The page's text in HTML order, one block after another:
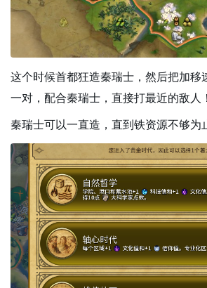
这个时候首都狂造秦瑞士，然后把加移
一对，配合秦瑞士，直接打最近的敌人！
秦瑞士可以一直造，直到铁资源不够为